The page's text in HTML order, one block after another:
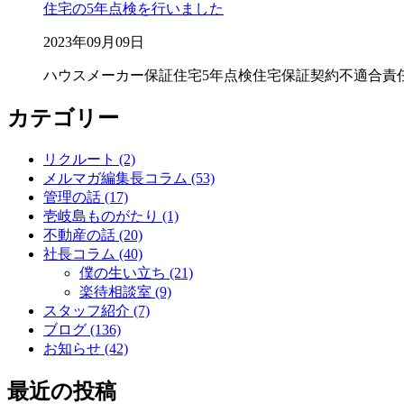
住宅の5年点検を行いました
2023年09月09日
ハウスメーカー保証住宅5年点検住宅保証契約不適合責
カテゴリー
リクルート (2)
メルマガ編集長コラム (53)
管理の話 (17)
壱岐島ものがたり (1)
不動産の話 (20)
社長コラム (40)
僕の生い立ち (21)
楽待相談室 (9)
スタッフ紹介 (7)
ブログ (136)
お知らせ (42)
最近の投稿